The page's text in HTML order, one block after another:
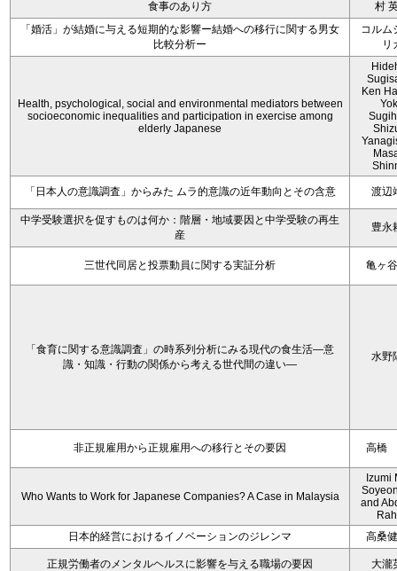
食事のあり方
村
「婚活」が結婚に与える短期的な影響ー結婚への移行に関する男女
比較分析ー
コルム
リ
Health, psychological, social and environmental mediators between
socioeconomic inequalities and participation in exercise among
elderly Japanese
Ken
「日本人の意識調査」からみた ムラ的意識の近年動向とその含意 渡辺
中学受験選択を促すものは何か：階層・地域要因と中学受験の再生
産
豊永
三世代同居と投票動員に関する実証分析 亀ヶ
「食育に関する意識調査」の時系列分析にみる現代の食生活―意
識・知識・行動の関係から考える世代間の違い―
水野
非正規雇用から正規雇用への移行とその要因 高橋
Who Wants to Work for Japanese Companies? A Case in Malaysia
Izumi
and
日本的経営におけるイノベーションのジレンマ
高桑
正規労働者のメンタルヘルスに影響を与える職場の要因 大瀧